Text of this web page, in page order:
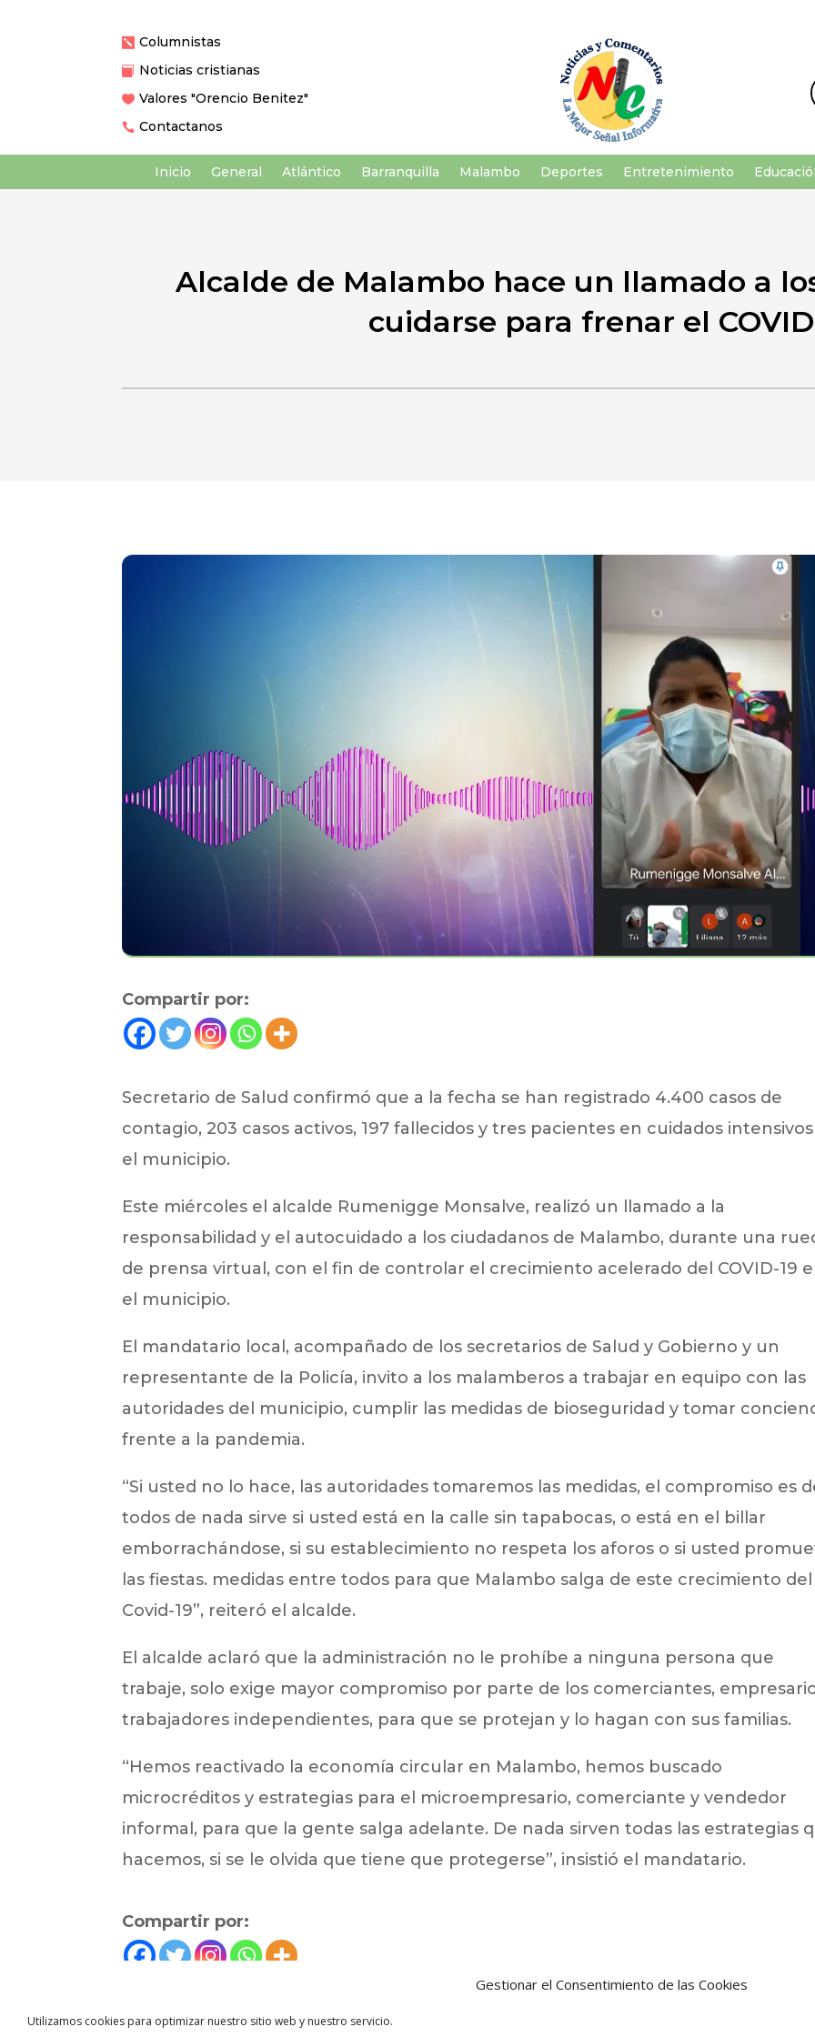
Gestionar el Consentimiento de las Cookies
Utilizamos cookies para optimizar nuestro sitio web y nuestro servicio.
 Columnistas
 Noticias cristianas
 Valores "Orencio Benitez"
 Contactanos
Inicio General Atlántico Barranquilla Malambo Deportes Entretenimiento
Alcalde de Malambo hace un llamado a
cuidarse para frenar el
Compartir por:
Secretario de Salud confirmó que a la fecha se han registrado 4.400 casos de
contagio, 203 casos activos, 197 fallecidos y tres pacientes en cuidados
el municipio.
Este miércoles el alcalde Rumenigge Monsalve, realizó un llamado a la
responsabilidad y el autocuidado a los ciudadanos de Malambo, durante una
de prensa virtual, con el fin de controlar el crecimiento acelerado del COVID-19
el municipio.
El mandatario local, acompañado de los secretarios de Salud y Gobierno y un
representante de la Policía, invito a los malamberos a trabajar en equipo con las
autoridades del municipio, cumplir las medidas de bioseguridad y tomar
frente a la pandemia.
“Si usted no lo hace, las autoridades tomaremos las medidas, el compromiso es
todos de nada sirve si usted está en la calle sin tapabocas, o está en el billar
emborrachándose, si su establecimiento no respeta los aforos o si usted
las fiestas. medidas entre todos para que Malambo salga de este crecimiento del
Covid-19”, reiteró el alcalde.
El alcalde aclaró que la administración no le prohíbe a ninguna persona que
trabaje, solo exige mayor compromiso por parte de los comerciantes,
trabajadores independientes, para que se protejan y lo hagan con sus familias.
“Hemos reactivado la economía circular en Malambo, hemos buscado
microcréditos y estrategias para el microempresario, comerciante y vendedor
informal, para que la gente salga adelante. De nada sirven todas las estrategias
hacemos, si se le olvida que tiene que protegerse”, insistió el mandatario.
Compartir por: